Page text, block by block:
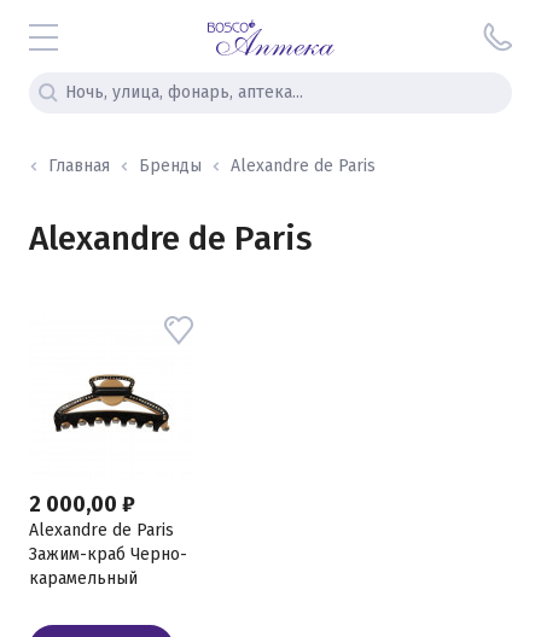
Главная Бренды Alexandre de Paris
Alexandre de Paris
2 000,00 ₽
Alexandre de Paris
Зажим-краб Черно-
карамельный